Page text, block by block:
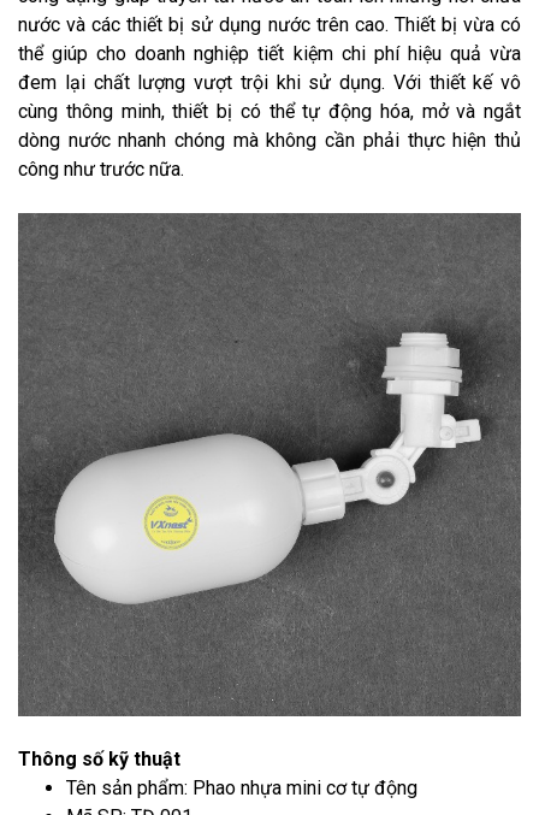
nước và các thiết bị sử dụng nước trên cao. Thiết bị vừa có
thể giúp cho doanh nghiệp tiết kiệm chi phí hiệu quả vừa
đem lại chất lượng vượt trội khi sử dụng. Với thiết kế vô
cùng thông minh, thiết bị có thể tự động hóa, mở và ngắt
dòng nước nhanh chóng mà không cần phải thực hiện thủ
công như trước nữa.
Thông số kỹ thuật
Tên sản phẩm: Phao nhựa mini cơ tự động